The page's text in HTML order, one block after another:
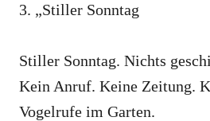
3. „Stiller Sonntag
Stiller Sonntag. Nichts
Kein Anruf. Keine Zeitung.
Vogelrufe im Garten.